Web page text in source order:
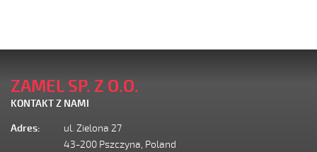
ZAMEL SP. Z O.O.
KONTAKT Z NAMI
Adres:
ul. Zielona 27
43-200 Pszczyna, Poland